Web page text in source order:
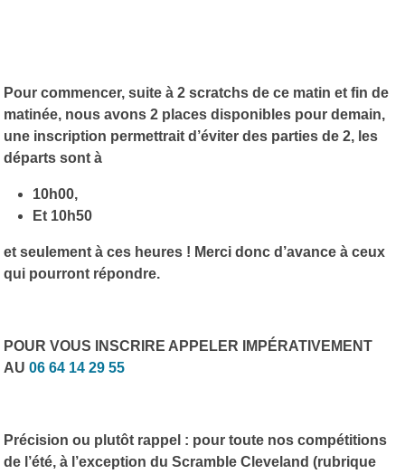
Pour commencer, suite à 2 scratchs de ce matin et fin de
matinée, nous avons 2 places disponibles pour demain,
une inscription permettrait d’éviter des parties de 2, les
départs sont à
10h00,
Et 10h50
et seulement à ces heures ! Merci donc d’avance à ceux
qui pourront répondre.
POUR VOUS INSCRIRE APPELER IMPÉRATIVEMENT
AU 06 64 14 29 55
Précision ou plutôt rappel : pour toute nos compétitions
de l’été, à l’exception du Scramble Cleveland (rubrique